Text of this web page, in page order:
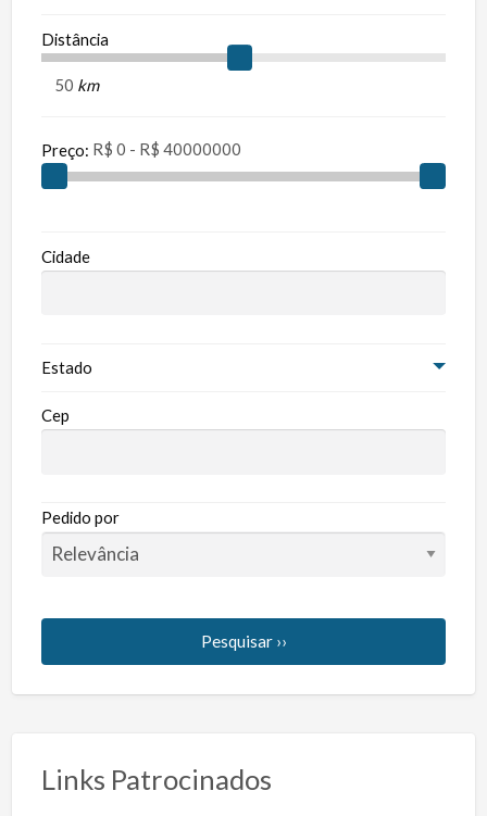
Distância
km
Preço:
Cidade
Estado
Cep
Pedido por
Pesquisar ››
Links Patrocinados